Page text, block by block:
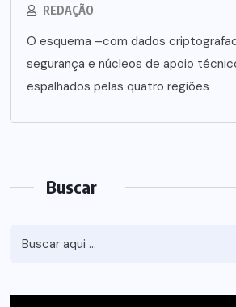
REDAÇÃO
O esquema –com dados
segurança e núcleos de apoio
espalhados pelas quatro regiões
Buscar